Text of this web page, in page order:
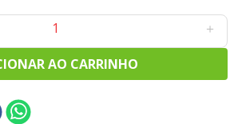
＋
AO CARRINHO